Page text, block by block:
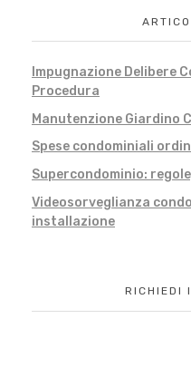
Impugnazione Delibere
Procedura
Manutenzione Giardino
Spese condominiali
Supercondominio:
Videosorveglianza
installazione
RICHIEDI